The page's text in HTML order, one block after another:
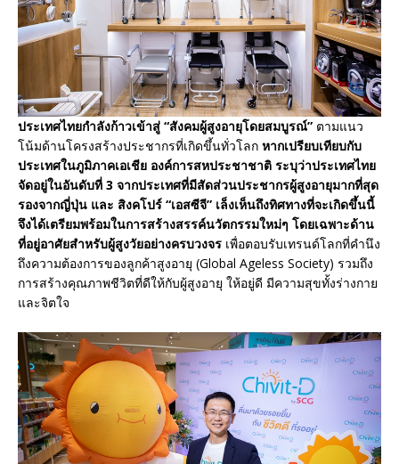
ประเทศไทยกำลังก้าวเข้าสู่ “สังคมผู้สูงอายุโดยสมบูรณ์” ตามแนว
โน้มด้านโครงสร้างประชากรที่เกิดขึ้นทั่วโลก หากเปรียบเทียบกับ
ประเทศในภูมิภาคเอเชีย องค์การสหประชาชาติ ระบุว่าประเทศไทย
จัดอยู่ในอันดับที่ 3 จากประเทศที่มีสัดส่วนประชากรผู้สูงอายุมากที่สุด
รองจากญี่ปุ่น และ สิงคโปร์ “เอสซีจี” เล็งเห็นถึงทิศทางที่จะเกิดขึ้นนี้
จึงได้เตรียมพร้อมในการสร้างสรรค์นวัตกรรมใหม่ๆ โดยเฉพาะด้าน
ที่อยู่อาศัยสำหรับผู้สูงวัยอย่างครบวงจร เพื่อตอบรับเทรนด์โลกที่คำนึง
ถึงความต้องการของลูกค้าสูงอายุ (Global Ageless Society) รวมถึง
การสร้างคุณภาพชีวิตที่ดีให้กับผู้สูงอายุ ให้อยู่ดี มีความสุขทั้งร่างกาย
และจิตใจ